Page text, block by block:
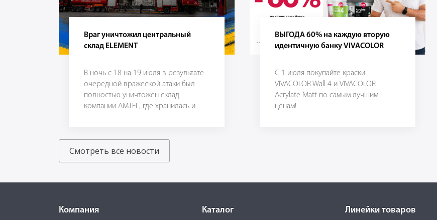
Враг уничтожил центральный
склад ELEMENT
В ночь с 18 на 19 июля в результате
очередной вражеской атаки был
полностью уничтожен склад
компании AMTEL, где хранилась и
ВЫГОДА 60% на каждую вторую
идентичную банку VIVACOLOR
С 1 июля покупайте краски
VIVACOLOR Wall 4 и VIVACOLOR
Acrylate Matt по самым лучшим
ценам!
Смотреть все новости
Компания Каталог Линейки товаров